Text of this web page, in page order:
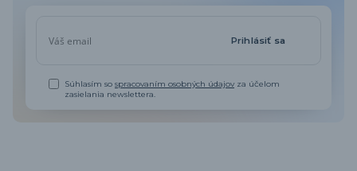
Prihlásiť sa
Súhlasím sospracovaním osobných údajov za účelom
zasielania newslettera.